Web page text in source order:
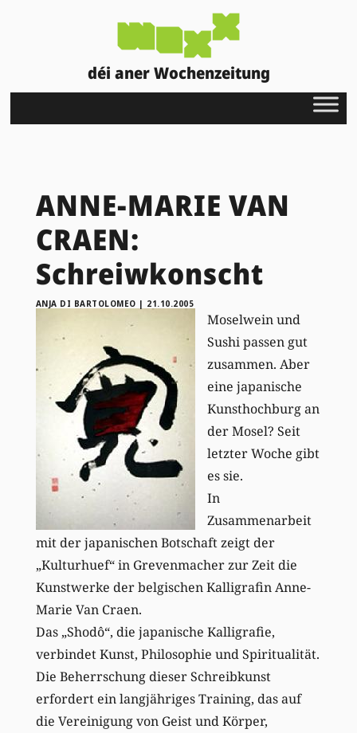
déi aner Wochenzeitung
ANNE-MARIE VAN
CRAEN:
Schreiwkonscht
ANJA DI BARTOLOMEO | 21.10.2005
Moselwein und
Sushi passen gut
zusammen. Aber
eine japanische
Kunsthochburg an
der Mosel? Seit
letzter Woche gibt
es sie.
In
Zusammenarbeit
mit der japanischen Botschaft zeigt der
„Kulturhuef“ in Grevenmacher zur Zeit die
Kunstwerke der belgischen Kalligrafin Anne-
Marie Van Craen.
Das „Shodô“, die japanische Kalligrafie,
verbindet Kunst, Philosophie und Spiritualität.
Die Beherrschung dieser Schreibkunst
erfordert ein langjähriges Training, das auf
die Vereinigung von Geist und Körper,